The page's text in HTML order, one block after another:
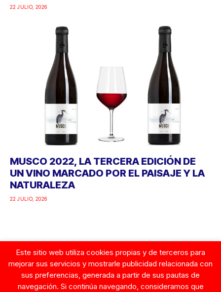
22 JULIO, 2026
MUSCO 2022, LA TERCERA EDICIÓN DE
UN VINO MARCADO POR EL PAISAJE Y LA
NATURALEZA
22 JULIO, 2026
Google
Este sitio web utiliza cookies propias y de terceros para
mejorar sus servicios y mostrarle publicidad relacionada con
sus preferencias, generada a partir de sus pautas de
navegación. Si continúa navegando, consideramos que